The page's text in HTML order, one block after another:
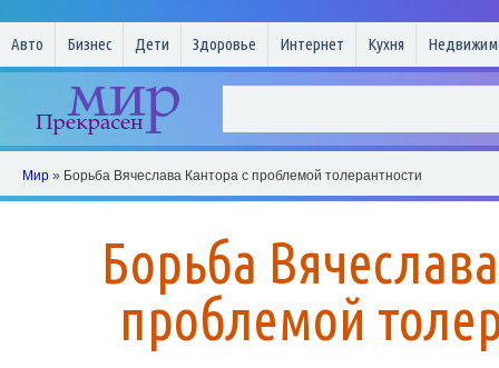
Авто Бизнес Дети Здоровье Интернет Кухня
Мир » Борьба Вячеслава Кантора с проблемой толерантности
Борьба
проблемой